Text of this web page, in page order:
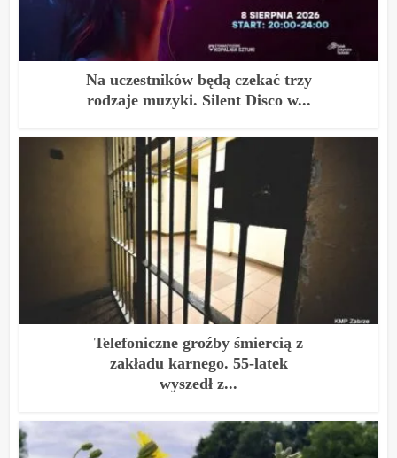
Na uczestników będą czekać trzy
rodzaje muzyki. Silent Disco w...
Telefoniczne groźby śmiercią z
zakładu karnego. 55-latek
wyszedł z...